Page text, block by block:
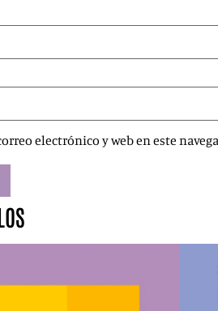
electrónico y web en este